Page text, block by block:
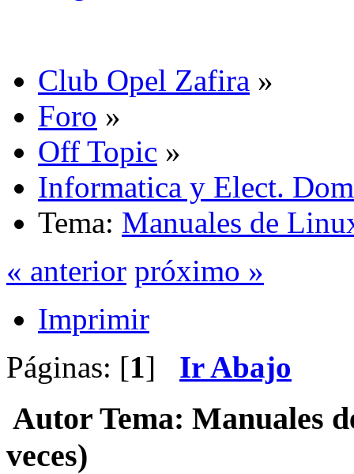
Club Opel Zafira »
Foro »
Off Topic »
Informatica y Elect.
Tema: Manuales de
« anterior próximo »
Imprimir
Páginas: [1] Ir Abajo
Autor Tema: Manuales
veces)